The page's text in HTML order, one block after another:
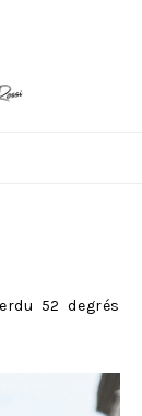
52 degrés